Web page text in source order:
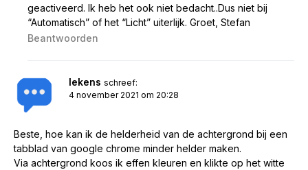
geactiveerd. Ik heb het ook niet bedacht..Dus niet bij
“Automatisch” of het “Licht” uiterlijk. Groet, Stefan
Beantwoorden
lekens schreef:
4 november 2021 om 20:28
Beste, hoe kan ik de helderheid van de achtergrond bij een
tabblad van google chrome minder helder maken.
Via achtergrond koos ik effen kleuren en klikte op het witte